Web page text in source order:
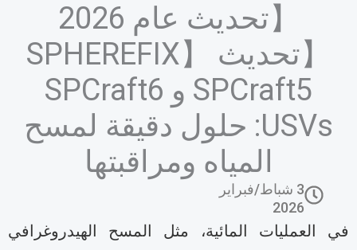
【تحديث عام 2026
【تحديث 【SPHEREFIX
SPCraft5 و SPCraft6
USVs: حلول دقيقة لمسح
المياه ومراقبتها
3 شباط/فبراير
2026
العمليات المائية، مثل المسح الهيدروغرافي